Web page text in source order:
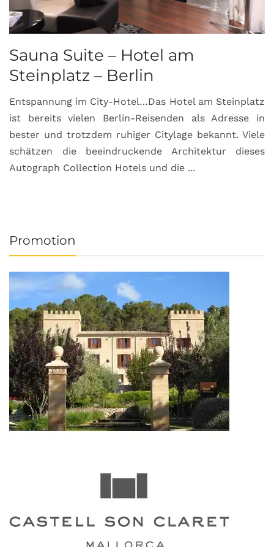
Sauna Suite – Hotel am
Steinplatz – Berlin
Entspannung im City-Hotel…Das Hotel am Steinplatz
ist bereits vielen Berlin-Reisenden als Adresse in
bester und trotzdem ruhiger Citylage bekannt. Viele
schätzen die beeindruckende Architektur dieses
Autograph Collection Hotels und die ...
Promotion